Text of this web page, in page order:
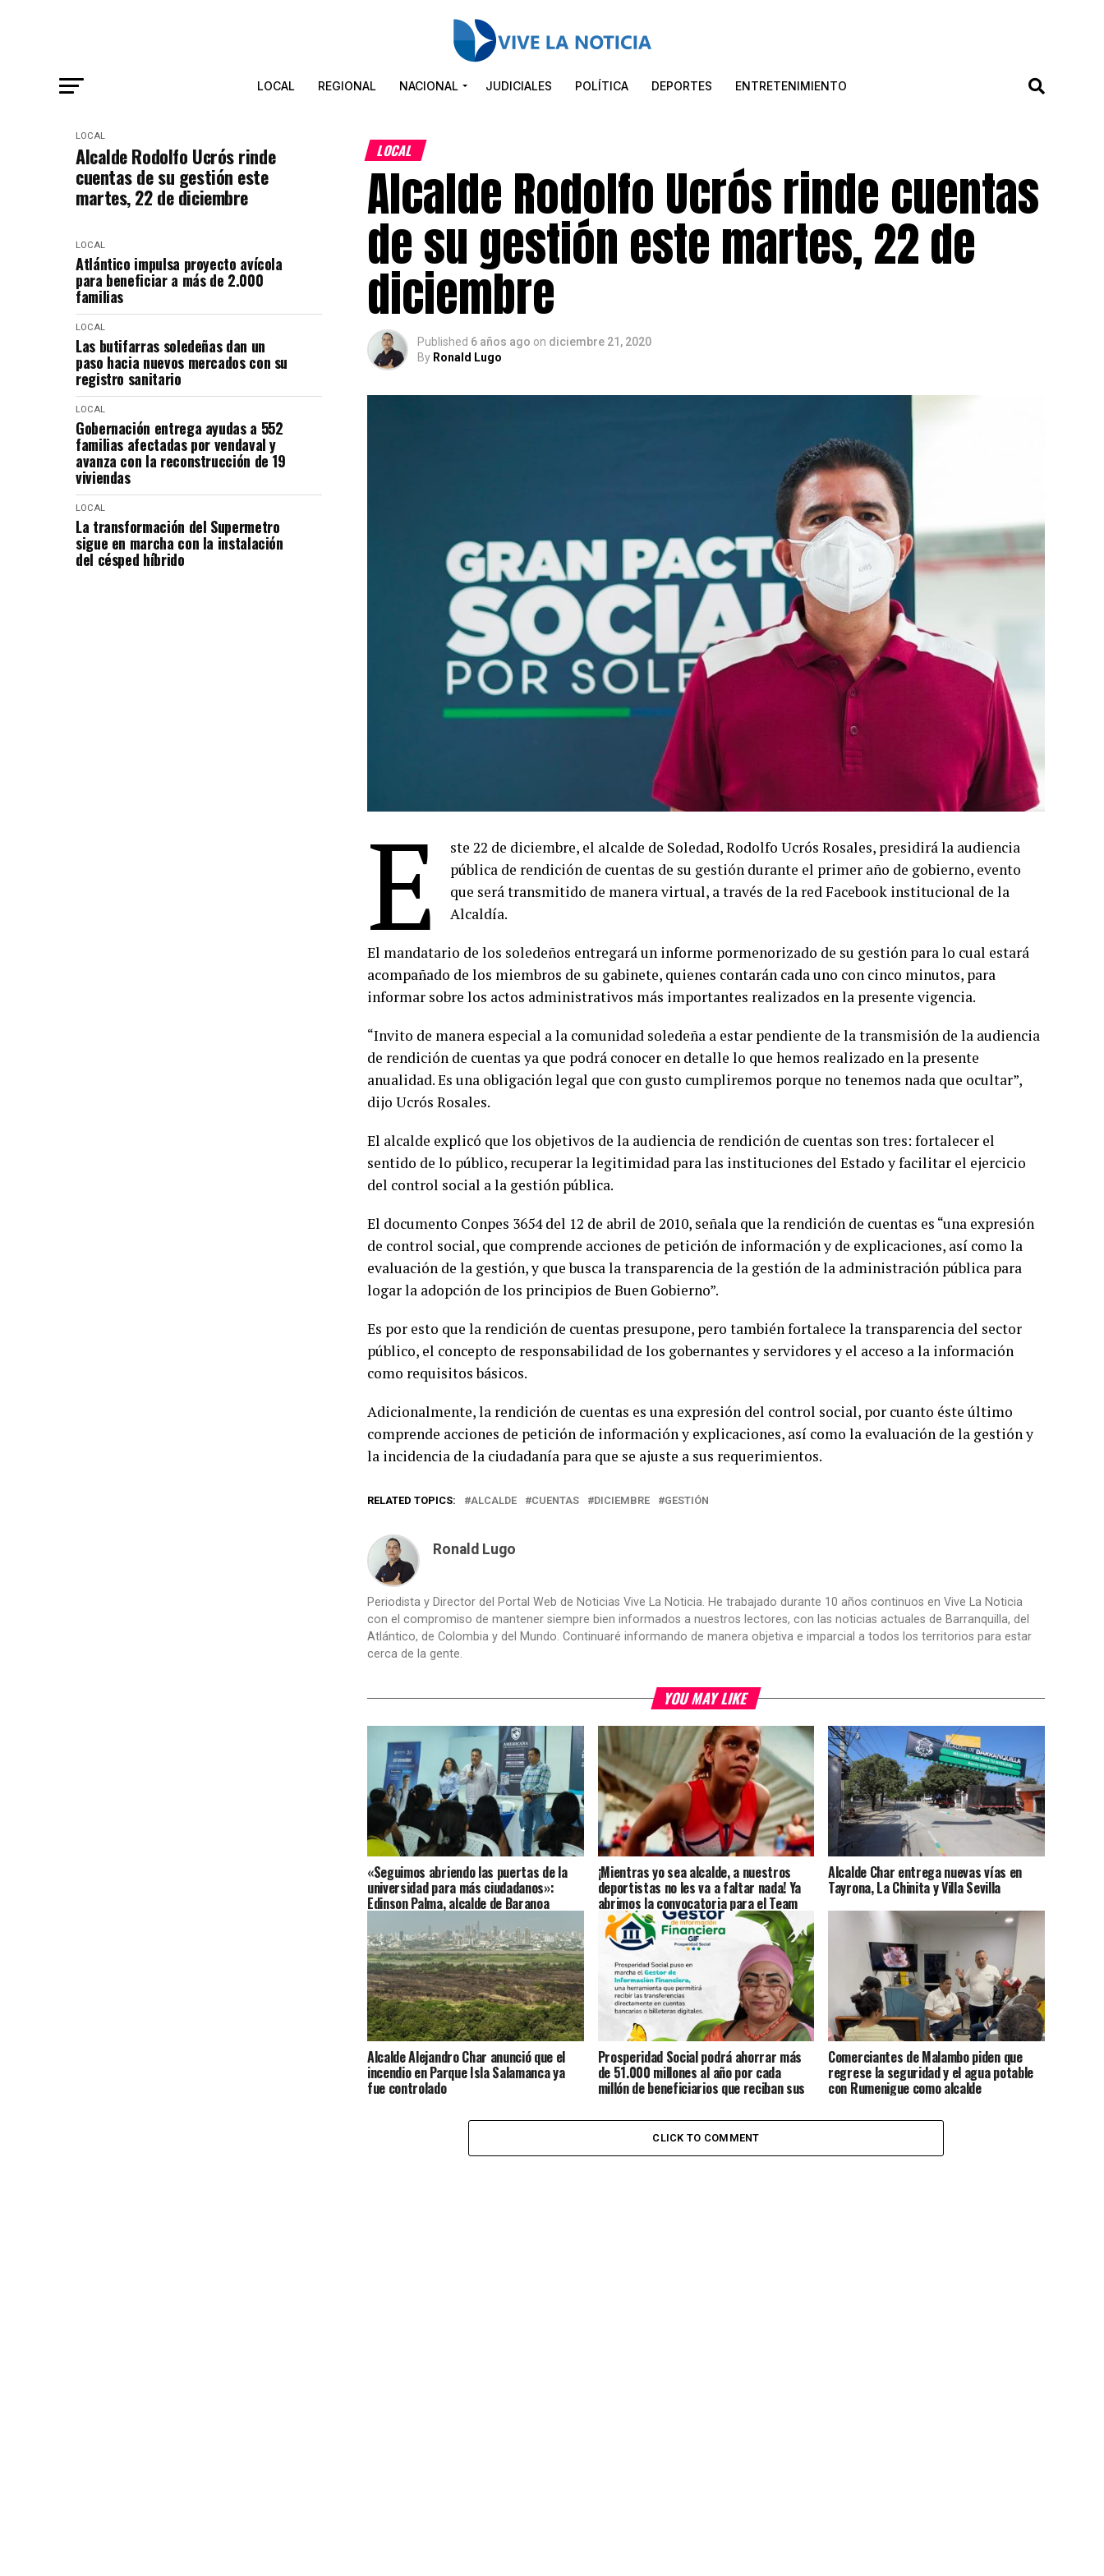
LOCAL REGIONAL NACIONAL JUDICIALES POLÍTICA DEPORTES ENTRETENIMIENTO
LOCAL
Alcalde Rodolfo Ucrós rinde
cuentas de su gestión este
martes, 22 de diciembre
LOCAL
Atlántico impulsa proyecto avícola
para beneficiar a más de 2.000
familias
LOCAL
Las butifarras soledeñas dan un
paso hacia nuevos mercados con su
registro sanitario
LOCAL
Gobernación entrega ayudas a 552
familias afectadas por vendaval y
avanza con la reconstrucción de 19
viviendas
LOCAL
La transformación del Supermetro
sigue en marcha con la instalación
del césped híbrido
LOCAL
Alcalde Rodolfo Ucrós rinde cuentas
de su gestión este martes, 22 de
diciembre
Published 6 años ago on diciembre 21, 2020
By Ronald Lugo
E
ste 22 de diciembre, el alcalde de Soledad, Rodolfo Ucrós Rosales, presidirá la audiencia
pública de rendición de cuentas de su gestión durante el primer año de gobierno, evento
que será transmitido de manera virtual, a través de la red Facebook institucional de la
Alcaldía.
El mandatario de los soledeños entregará un informe pormenorizado de su gestión para lo cual estará
acompañado de los miembros de su gabinete, quienes contarán cada uno con cinco minutos, para
informar sobre los actos administrativos más importantes realizados en la presente vigencia.
“Invito de manera especial a la comunidad soledeña a estar pendiente de la transmisión de la audiencia
de rendición de cuentas ya que podrá conocer en detalle lo que hemos realizado en la presente
anualidad. Es una obligación legal que con gusto cumpliremos porque no tenemos nada que ocultar”,
dijo Ucrós Rosales.
El alcalde explicó que los objetivos de la audiencia de rendición de cuentas son tres: fortalecer el
sentido de lo público, recuperar la legitimidad para las instituciones del Estado y facilitar el ejercicio
del control social a la gestión pública.
El documento Conpes 3654 del 12 de abril de 2010, señala que la rendición de cuentas es “una expresión
de control social, que comprende acciones de petición de información y de explicaciones, así como la
evaluación de la gestión, y que busca la transparencia de la gestión de la administración pública para
logar la adopción de los principios de Buen Gobierno”.
Es por esto que la rendición de cuentas presupone, pero también fortalece la transparencia del sector
público, el concepto de responsabilidad de los gobernantes y servidores y el acceso a la información
como requisitos básicos.
Adicionalmente, la rendición de cuentas es una expresión del control social, por cuanto éste último
comprende acciones de petición de información y explicaciones, así como la evaluación de la gestión y
la incidencia de la ciudadanía para que se ajuste a sus requerimientos.
RELATED TOPICS: ALCALDE CUENTAS DICIEMBRE GESTIÓN
Ronald Lugo
Periodista y Director del Portal Web de Noticias Vive La Noticia. He trabajado durante 10 años continuos en Vive La Noticia
con el compromiso de mantener siempre bien informados a nuestros lectores, con las noticias actuales de Barranquilla, del
Atlántico, de Colombia y del Mundo. Continuaré informando de manera objetiva e imparcial a todos los territorios para estar
cerca de la gente.
YOU MAY LIKE
«Seguimos abriendo las puertas de la
universidad para más ciudadanos»:
Edinson Palma, alcalde de Baranoa
¡Mientras yo sea alcalde, a nuestros
deportistas no les va a faltar nada! Ya
abrimos la convocatoria para el Team
Barranquilla 2026
Alcalde Char entrega nuevas vías en
Tayrona, La Chinita y Villa Sevilla
Alcalde Alejandro Char anunció que el
incendio en Parque Isla Salamanca ya
fue controlado
Prosperidad Social podrá ahorrar más
de 51.000 millones al año por cada
millón de beneficiarios que reciban sus
cuentas
Comerciantes de Malambo piden que
regrese la seguridad y el agua potable
con Rumenigue como alcalde
CLICK TO COMMENT